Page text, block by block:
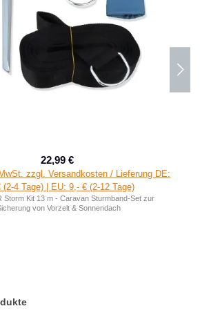
Verkaufspreis:
22,99 €
zzgl. Versandkosten / Lieferung DE:
(2-4 Tage) | EU: 9,- € (2-12 Tage)
Storm Kit 13 m - Caravan Sturmband-Set zur
von Vorzelt & Sonnendach